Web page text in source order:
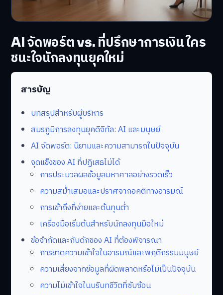
AI จัดพอร์ต vs. ที่ปรึกษาการเงิน ใคร
ชนะใจนักลงทุนยุคใหม่
สารบัญ
บทสรุปสำหรับผู้บริหาร
สมรภูมิการลงทุนยุคดิจิทัล: AI และมนุษย์
AI จัดพอร์ต: นิยามและความสามารถในปัจจุบัน
จุดแข็งของ AI ที่ปฏิเสธไม่ได้
การประมวลผลข้อมูลมหาศาลอย่างรวดเร็ว
ความสม่ำเสมอและปราศจากอคติทางอารมณ์
การเข้าถึงที่ง่ายและต้นทุนต่ำ
เครื่องมือเริ่มต้นสำหรับนักลงทุนมือใหม่
ข้อจำกัดและกับดักของ AI ที่ต้องพิจารณา
การขาดความเข้าใจในอารมณ์และพฤติกรรมมนุษย์
ความเสี่ยงจากข้อมูลที่ผิดพลาดหรือไม่เป็นปัจจุบัน
ความไม่เข้าใจในบริบทชีวิตที่ซับซ้อน